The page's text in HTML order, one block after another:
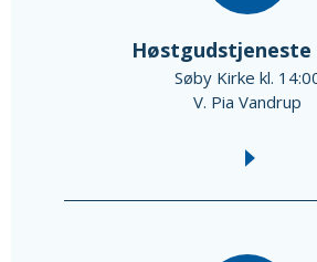
Høstgudstjeneste
Søby Kirke kl.
V. Pia Vandrup